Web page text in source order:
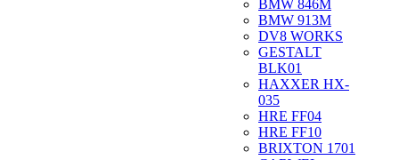
BMW 846M
BMW 913M
DV8 WORKS
GESTALT
BLK01
HAXXER HX-
035
HRE FF04
HRE FF10
BRIXTON 1701